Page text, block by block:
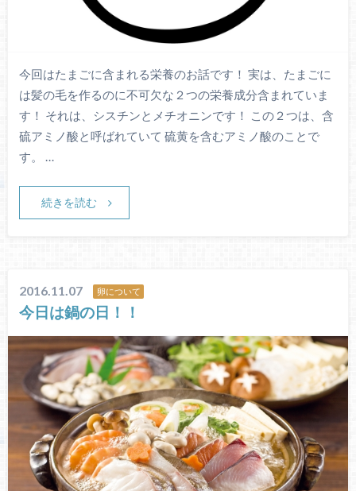
今回はたまごに含まれる栄養のお話です！ 実は、たまごに
は髪の毛を作るのに不可欠な２つの栄養成分含まれていま
す！ それは、シスチンとメチオニンです！ この２つは、含
硫アミノ酸と呼ばれていて 硫黄を含むアミノ酸のことで
す。 …
続きを読む
2016.11.07 卵について
今日は鍋の日！！